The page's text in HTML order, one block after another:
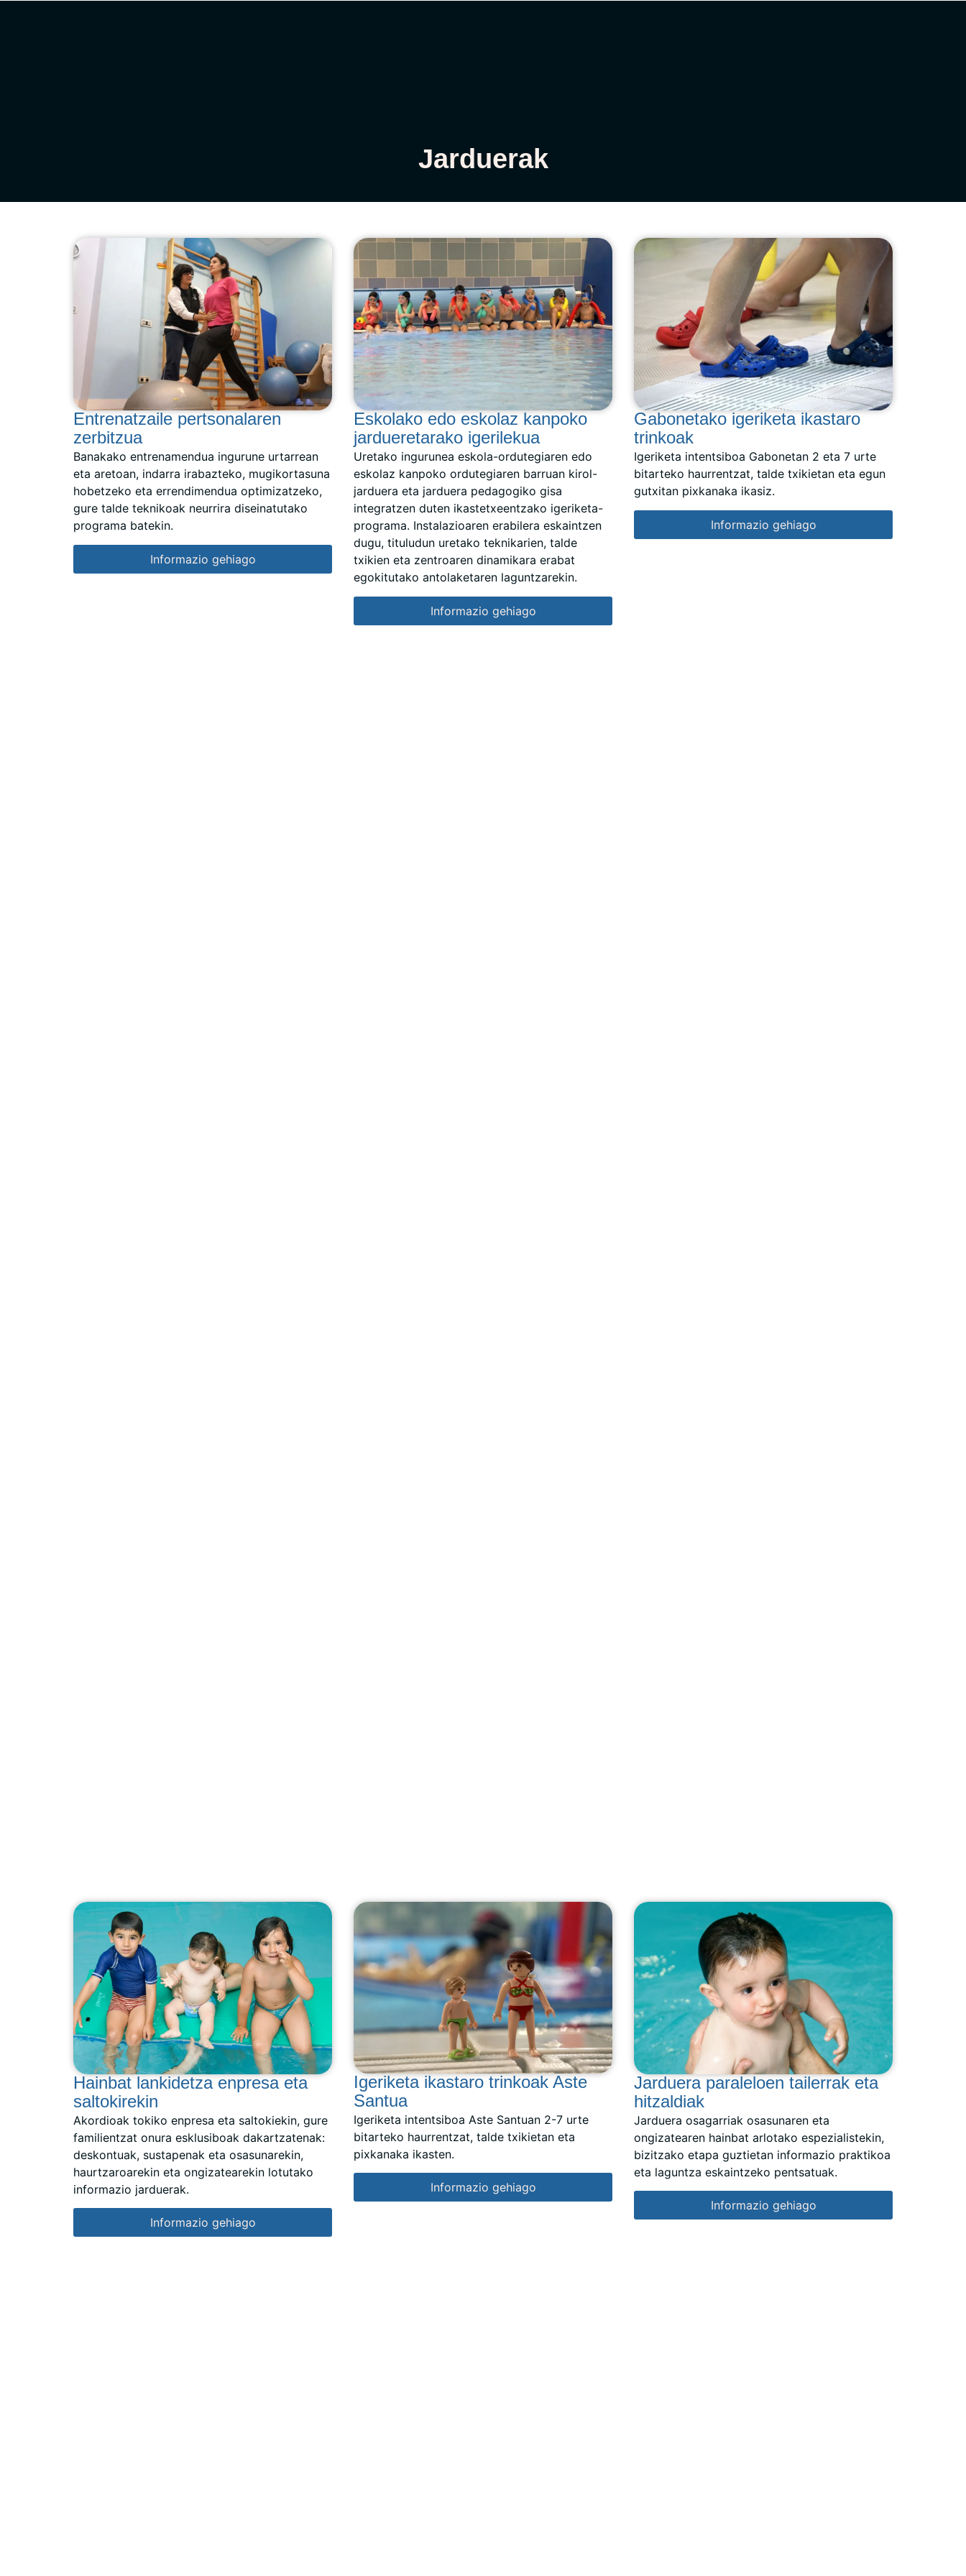
Jarduerak
Entrenatzaile pertsonalaren
zerbitzua
Banakako entrenamendua ingurune urtarrean
eta aretoan, indarra irabazteko, mugikortasuna
hobetzeko eta errendimendua optimizatzeko,
gure talde teknikoak neurrira diseinatutako
programa batekin.
Informazio gehiago
Eskolako edo eskolaz kanpoko
jardueretarako igerilekua
Uretako ingurunea eskola-ordutegiaren edo
eskolaz kanpoko ordutegiaren barruan kirol-
jarduera eta jarduera pedagogiko gisa
integratzen duten ikastetxeentzako igeriketa-
programa. Instalazioaren erabilera eskaintzen
dugu, tituludun uretako teknikarien, talde
txikien eta zentroaren dinamikara erabat
egokitutako antolaketaren laguntzarekin.
Informazio gehiago
Gabonetako igeriketa ikastaro
trinkoak
Igeriketa intentsiboa Gabonetan 2 eta 7 urte
bitarteko haurrentzat, talde txikietan eta egun
gutxitan pixkanaka ikasiz.
Informazio gehiago
Hainbat lankidetza enpresa eta
saltokirekin
Akordioak tokiko enpresa eta saltokiekin, gure
familientzat onura esklusiboak dakartzatenak:
deskontuak, sustapenak eta osasunarekin,
haurtzaroarekin eta ongizatearekin lotutako
informazio jarduerak.
Informazio gehiago
Igeriketa ikastaro trinkoak Aste
Santua
Igeriketa intentsiboa Aste Santuan 2-7 urte
bitarteko haurrentzat, talde txikietan eta
pixkanaka ikasten.
Informazio gehiago
Jarduera paraleloen tailerrak eta
hitzaldiak
Jarduera osagarriak osasunaren eta
ongizatearen hainbat arlotako espezialistekin,
bizitzako etapa guztietan informazio praktikoa
eta laguntza eskaintzeko pentsatuak.
Informazio gehiago